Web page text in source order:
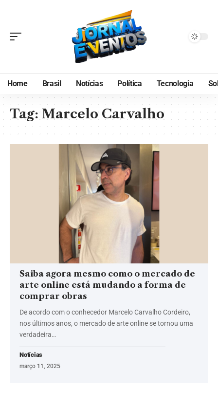
Home Brasil Notícias Política Tecnologia
Tag:Marcelo Carvalho
Saiba agora mesmo como o mercado de
arte online está mudando a forma de
comprar obras
De acordo com o conhecedor Marcelo Carvalho Cordeiro,
nos últimos anos, o mercado de arte online se tornou uma
verdadeira…
Notícias
março 11, 2025